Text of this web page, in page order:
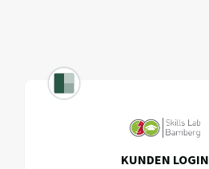
KUNDEN LOGIN